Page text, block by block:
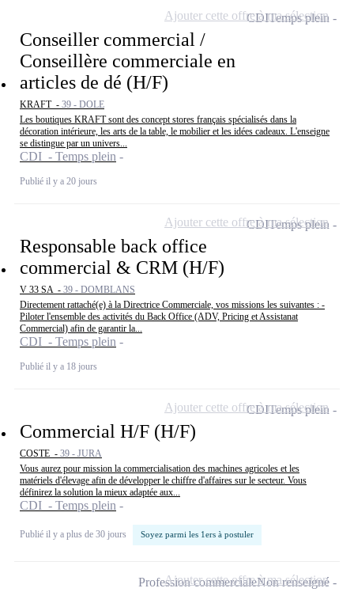
Conseiller commercial /
Conseillère commerciale en
articles de dé (H/F)
KRAFT - 39 - DOLE
Les boutiques KRAFT sont des concept stores français spécialisés dans la
décoration intérieure, les arts de la table, le mobilier et les idées cadeaux. L'enseigne
se distingue par un univers...
CDI - Temps plein
Publié il y a 20 jours
CDITemps plein
Ajouter cette offre à ma sélection
Responsable back office
commercial & CRM (H/F)
V 33 SA - 39 - DOMBLANS
Directement rattaché(e) à la Directrice Commerciale, vos missions les suivantes : -
Piloter l'ensemble des activités du Back Office (ADV, Pricing et Assistanat
Commercial) afin de garantir la...
CDI - Temps plein
Publié il y a 18 jours
CDITemps plein
Ajouter cette offre à ma sélection
Commercial H/F (H/F)
COSTE - 39 - JURA
Vous aurez pour mission la commercialisation des machines agricoles et les
matériels d'élevage afin de développer le chiffre d'affaires sur le secteur. Vous
définirez la solution la mieux adaptée aux...
CDI - Temps plein
Publié il y a plus de 30 jours Soyez parmi les 1ers à postuler
CDITemps plein
Ajouter cette offre à ma sélection
Profession commercialeNon renseigné
Ajouter cette offre à ma sélection